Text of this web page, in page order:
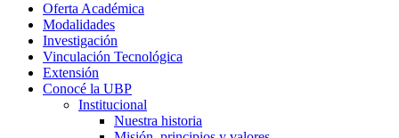
Oferta Académica
Modalidades
Investigación
Vinculación Tecnológica
Extensión
Conocé la UBP
Institucional
Nuestra historia